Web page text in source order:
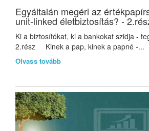
Egyáltalán megéri az
unit-linked életbiztosítás? -
Ki a biztosítókat, ki a bankokat szidja -
2.rész Kinek a pap, kinek a papné -...
Olvass tovább